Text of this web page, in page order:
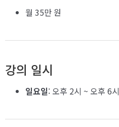
월 35만 원
강의 일시
일요일: 오후 2시 ~ 오후 6시